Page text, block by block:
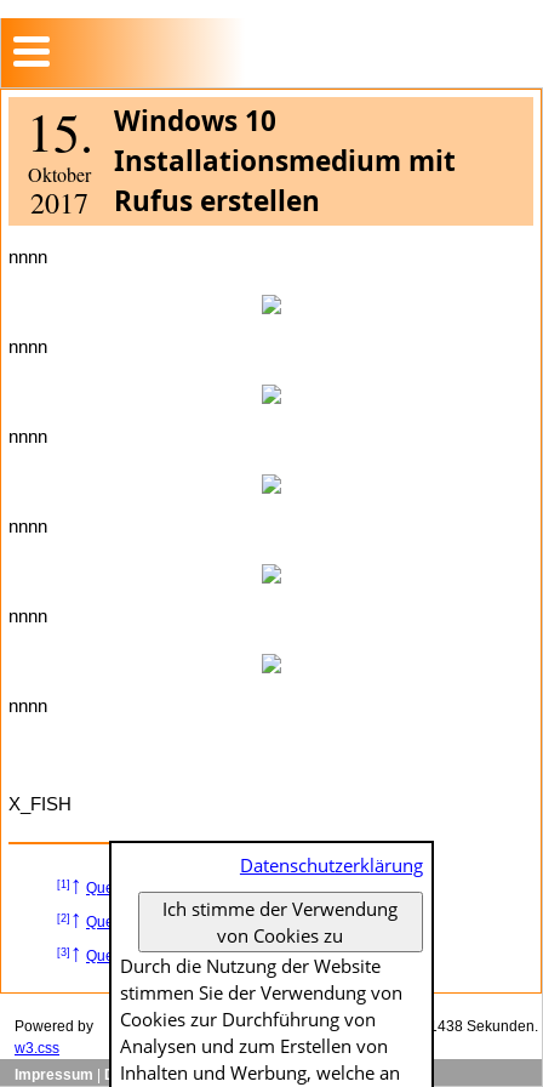
15.
Oktober
2017
Windows 10
Installationsmedium mit
Rufus erstellen
nnnn
nnnn
nnnn
nnnn
nnnn
nnnn
X_FISH
[1] ↑ Quelle – Titel
[2] ↑ Quelle
[3] ↑ Quelle – Titel
Das Generieren dieser Seite dauerte genau 0.01438 Sekunden.
Powered by
w3.css
Impressum
Datenschutzerklärung
Datenschutzerklärung
Ich stimme der Verwendung
von Cookies zu
Durch die Nutzung der Website
stimmen Sie der Verwendung von
Cookies zur Durch­führung von
Analysen und zum Erstellen von
Inhalten und Werbung, welche an